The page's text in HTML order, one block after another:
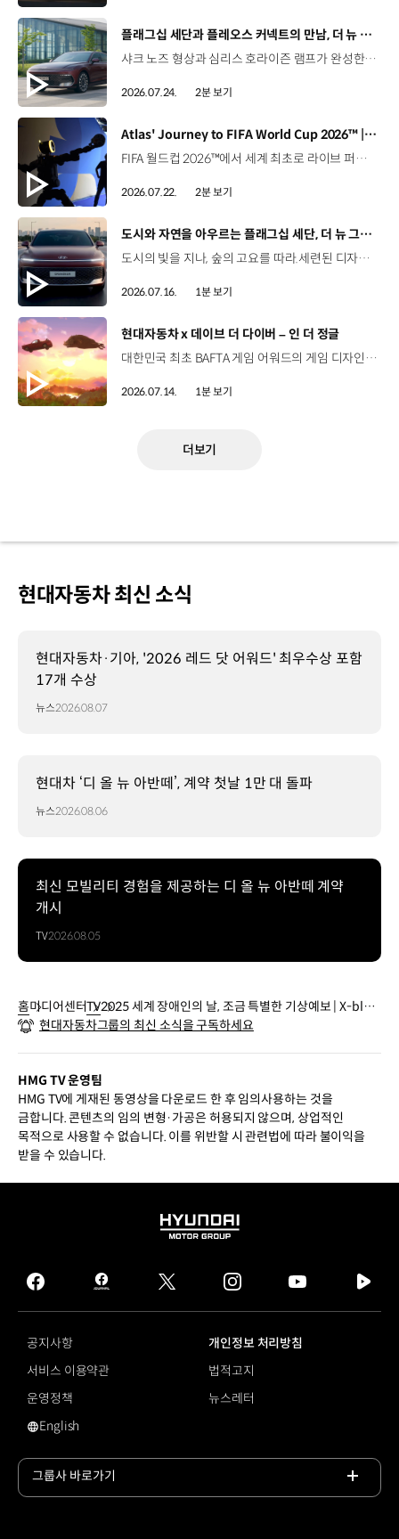
[동영상]
플래그십 세단과 플레오스 커넥트의 만남, 더 뉴 그랜저
샤크 노즈 형상과 심리스 호라이즌 램프가 완성한 세련된 외관플레오스 커넥트와 Gleo AI가 만드는 스마트한 운전 경험까지. 새롭게 진화한 더 뉴 그랜저를 영상으로 만나보세요. #현대자동차 #더뉴그랜저 #플레오스커넥트 #그랜저 #플래그십세단 #TheNewGrandeur #PleosConnect
2026.07.24. 2분 보기
[동영상]
Atlas' Journey to FIFA World Cup 2026™ | 보스턴 다이나믹스
FIFA 월드컵 2026™에서 세계 최초로 라이브 퍼포먼스를 선보인 아틀라스.그 현장을 완성한 시니어 프로그램 매니저 세스 데이비스(Seth Davis)가 전하는 퍼포먼스의 비하인드 스토리를 만나보세요. 인터뷰 전문 보기 ▶ 자세히 보기 ▶ #현대자동차 #보스턴다이나믹스 #아틀라스 #로보틱스 #BostonDynamics #Atlas #Robotics #NextStartsNow
2026.07.22. 2분 보기
[동영상]
도시와 자연을 아우르는 플래그십 세단, 더 뉴 그랜저
도시의 빛을 지나, 숲의 고요를 따라.세련된 디자인과 정제된 주행 감각으로모든 순간을 편안하게 완성하는 더 뉴 그랜저를 만나보세요. *본 영상은 AI를 활용해 제작했습니다. #현대자동차 #더뉴그랜저 #플래그십세단 #그랜저 #플레오스커넥트
2026.07.16. 1분 보기
[동영상]
현대자동차 x 데이브 더 다이버 – 인 더 정글
대한민국 최초 BAFTA 게임 어워드의 게임 디자인 부문 수상에 빛나는‘데이브 더 다이버’의 최신 DLC에 포니 픽업이 등장합니다.데이브 더 다이버 - 인 더 정글 속 포니 픽업의 활약을 체험해 보세요. Steam, Nintendo Switch 2 Nintendo Switch, PS5 PS4, Xbox Series X|S, Epic Games Store에서 만나 볼 수 있습니다. #현대자동차 #데이브더다이버 #인더정글 #민트로켓 #게임콜라보 #포니픽업 #포니 유튜브 쇼츠 보기 >
2026.07.14. 1분 보기
더보기
현대자동차 최신 소식
현대자동차·기아, '2026 레드 닷 어워드' 최우수상 포함
17개 수상
뉴스2026.08.07
현대차 ‘디 올 뉴 아반떼’, 계약 첫날 1만 대 돌파
뉴스2026.08.06
최신 모빌리티 경험을 제공하는 디 올 뉴 아반떼 계약
개시
TV2026.08.05
홈미디어센터TV2025 세계 장애인의 날, 조금 특별한 기상예보 | X-ble
MEX | 현대자동차
현대자동차그룹의 최신 소식을 구독하세요
HMG TV 운영팀
HMG TV에 게재된 동영상을 다운로드 한 후 임의사용하는 것을
금합니다. 콘텐츠의 임의 변형·가공은 허용되지 않으며, 상업적인
목적으로 사용할 수 없습니다. 이를 위반할 시 관련법에 따라 불이익을
받을 수 있습니다.
HYUNDAI
GROUP
facebook
hmg
journal
twitter instagram
tv
공지사항
개인정보 처리방침
서비스 이용약관
법적고지
운영정책
뉴스레터
영문 사이트로 이동
English
그룹사 바로가기